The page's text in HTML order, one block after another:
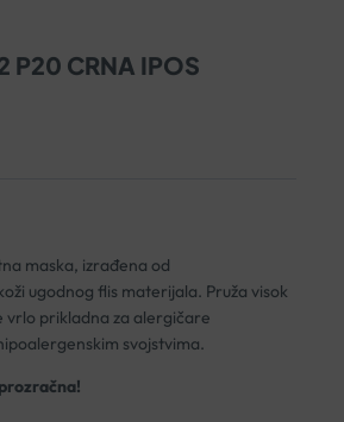
P20 CRNA IPOS
maska, izrađena od
ugodnog flis materijala. Pruža visok
prikladna za alergičare
svojstvima.